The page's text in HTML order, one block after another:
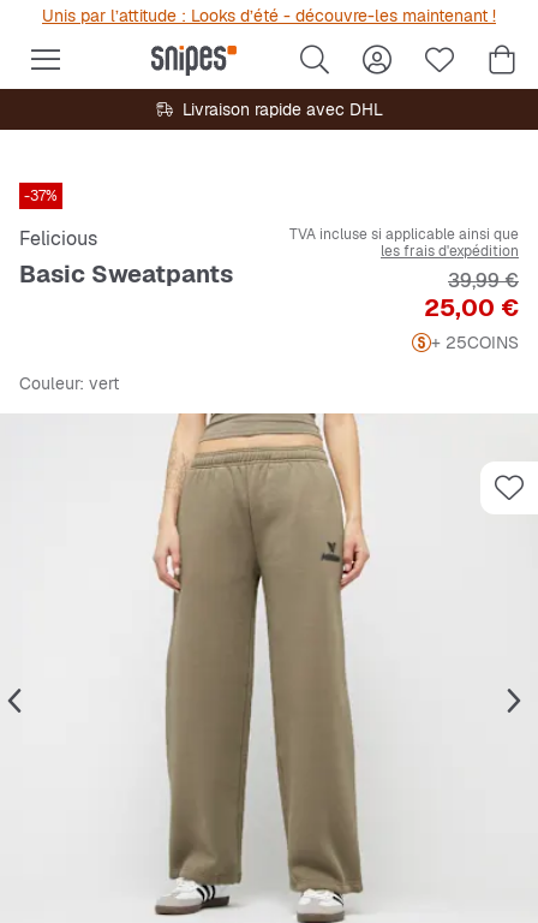
Unis par l’attitude : Looks d’été - découvre-les maintenant !
Livraison rapide avec DHL
-37%
Felicious
Basic Sweatpants
TVA incluse si applicable ainsi que
les frais d'expédition
Prix
25,00 €
Prix
39,99 €
+ 25COINS
Couleur: vert